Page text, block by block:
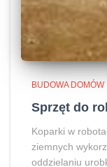
BUDOWA DOMÓW
Sprzęt do
Koparki w
ziemnych
oddzielaniu